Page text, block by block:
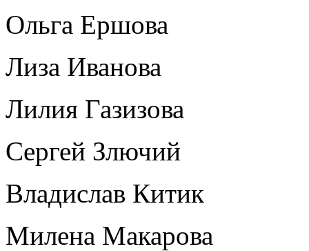
Ольга Ершова
Лиза Иванова
Лилия Газизова
Сергей Злючий
Владислав Китик
Милена Макарова